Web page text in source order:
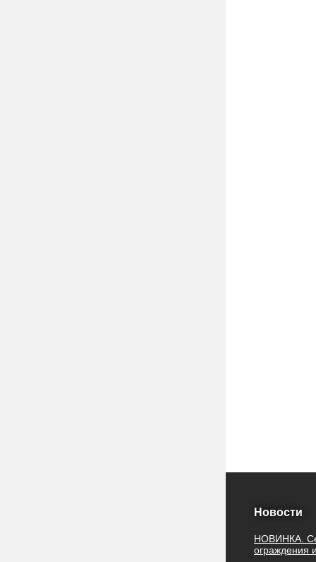
Новости
НОВИНКА.
ограждения